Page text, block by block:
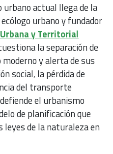
urbano actual llega de la
urbano y fundador
y Territorial
la separación de
y alerta de sus
social, la pérdida de
del transporte
el urbanismo
de planificación que
leyes de la naturaleza en